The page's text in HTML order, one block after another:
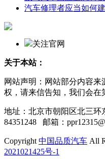
汽车修理者应当如何
关注官网
关于本站：
网站声明：网站部分内容
权，请来信告知，我们会在
地址：北京市朝阳区北三环
84351248 邮箱：
Copyright 中国品质汽车 All
2021021425号-1